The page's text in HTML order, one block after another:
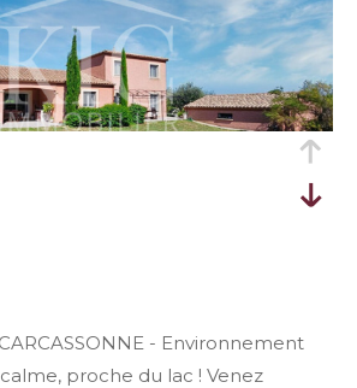
CARCASSONNE - Environnement
proche du lac ! Venez